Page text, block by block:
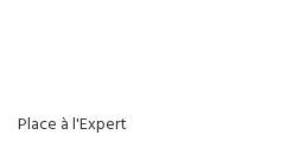
Place à l'Expert